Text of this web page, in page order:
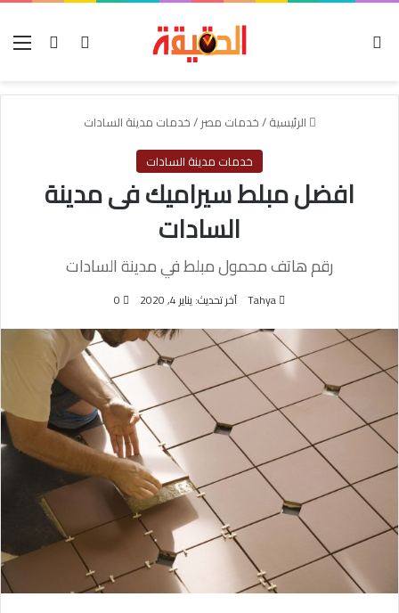
بحث عنتسجيل
الرئيسية/خدمات مصر/خدمات مدينة السادات
خدمات مدينة السادات
افضل مبلط سيراميك فى مدينة
السادات
رقم هاتف محمول مبلط في مدينة السادات
Tahya آخر تحديث: يناير 4, 2020 0